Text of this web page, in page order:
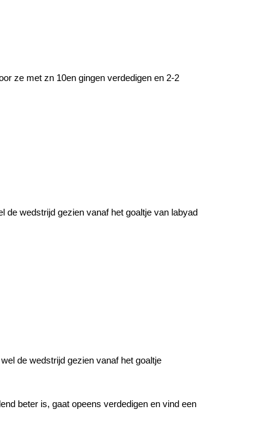
ze met zn 10en gingen verdedigen en 2-2
de wedstrijd gezien vanaf het goaltje van labyad
de wedstrijd gezien vanaf het goaltje
beter is, gaat opeens verdedigen en vind een